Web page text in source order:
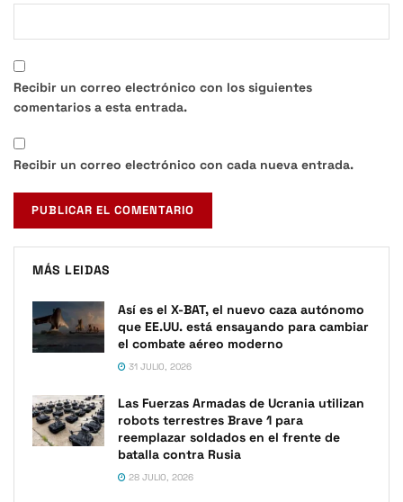
Recibir un correo electrónico con los siguientes
comentarios a esta entrada.
Recibir un correo electrónico con cada nueva entrada.
MÁS LEIDAS
Así es el X-BAT, el nuevo caza autónomo
que EE.UU. está ensayando para cambiar
el combate aéreo moderno
31 JULIO, 2026
Las Fuerzas Armadas de Ucrania utilizan
robots terrestres Brave 1 para
reemplazar soldados en el frente de
batalla contra Rusia
28 JULIO, 2026